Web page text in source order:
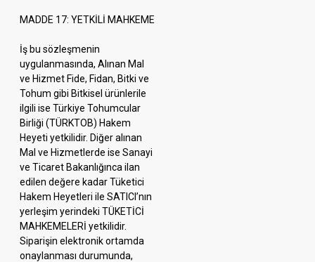
MADDE 17: YETKİLİ MAHKEME
İş bu sözleşmenin
uygulanmasında, Alınan Mal
ve Hizmet Fide, Fidan, Bitki ve
Tohum gibi Bitkisel ürünlerile
ilgili ise Türkiye Tohumcular
Birliği (TÜRKTOB) Hakem
Heyeti yetkilidir. Diğer alınan
Mal ve Hizmetlerde ise Sanayi
ve Ticaret Bakanlığınca ilan
edilen değere kadar Tüketici
Hakem Heyetleri ile SATICI’nın
yerleşim yerindeki TÜKETİCİ
MAHKEMELERİ yetkilidir.
Siparişin elektronik ortamda
onaylanması durumunda,